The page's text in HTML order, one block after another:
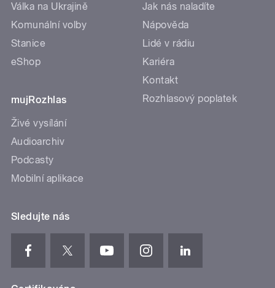
Válka na Ukrajině
Komunální volby
Stanice
eShop
mujRozhlas
Živé vysílání
Audioarchiv
Podcasty
Mobilní aplikace
Jak nás naladíte
Nápověda
Lidé v rádiu
Kariéra
Kontakt
Rozhlasový poplatek
Sledujte nás